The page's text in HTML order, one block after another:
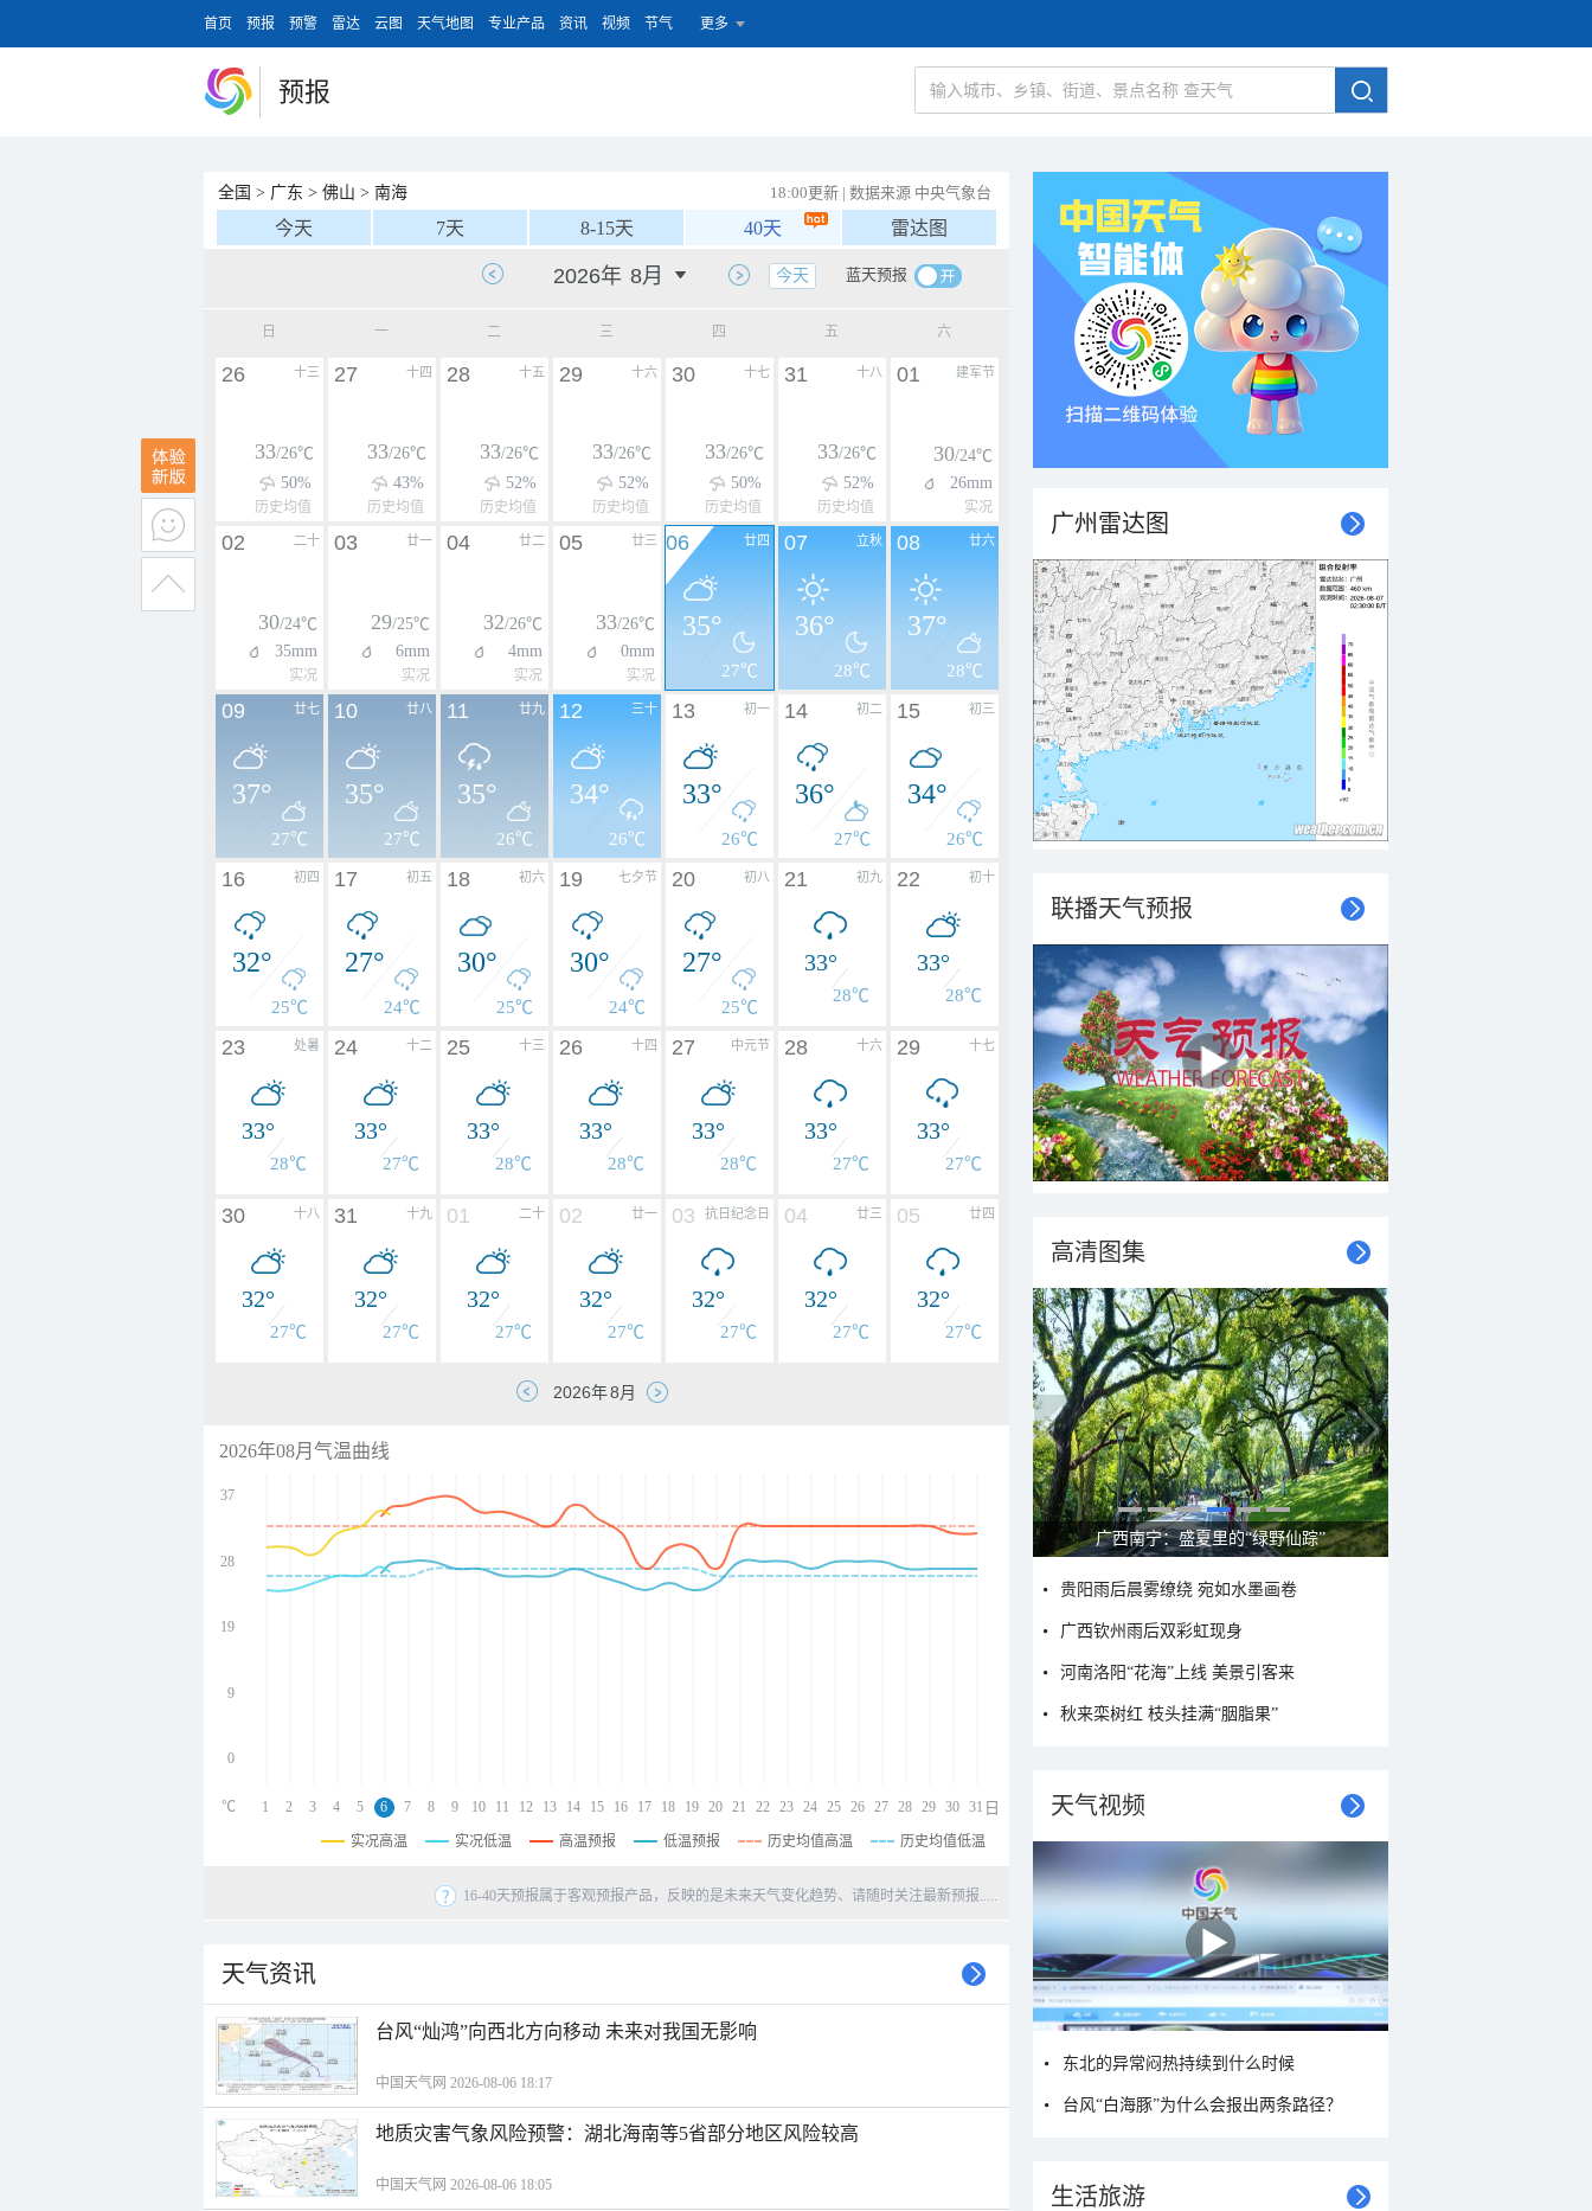
首页 预报 预警 雷达 云图 天气地图 专业产品 资讯 视频 节气 更多
预报
全国 > 广东 > 佛山 > 南海 18:00更新 | 数据来源 中央气象台
今天 7天 8-15天 40天 雷达图
蓝天预报
今天
日 一 二 三 四 五 六
十三
26
33/26℃
50%
历史均值
十四
27
33/26℃
43%
历史均值
十五
28
33/26℃
52%
历史均值
十六
29
33/26℃
52%
历史均值
十七
30
33/26℃
50%
历史均值
十八
31
33/26℃
52%
历史均值
建军节
01
30/24℃
26mm
实况
二十
02
30/24℃
35mm
实况
廿一
03
29/25℃
6mm
实况
廿二
04
32/26℃
4mm
实况
廿三
05
33/26℃
0mm
实况
廿四
06
35°
27℃
立秋
07
36°
28℃
廿六
08
37°
28℃
廿七
09
37°
27℃
廿八
10
35°
27℃
廿九
11
35°
26℃
三十
12
34°
26℃
初一
13
33°
26℃
初二
14
36°
27℃
初三
15
34°
26℃
初四
16
32°
25℃
初五
17
27°
24℃
初六
18
30°
25℃
七夕节
19
30°
24℃
初八
20
27°
25℃
初九
21
33°
28℃
初十
22
33°
28℃
处暑
23
33°
28℃
十二
24
33°
27℃
十三
25
33°
28℃
十四
26
33°
28℃
中元节
27
33°
28℃
十六
28
33°
27℃
十七
29
33°
27℃
十八
30
32°
27℃
十九
31
32°
27℃
二十
01
32°
27℃
廿一
02
32°
27℃
抗日纪念日
03
32°
27℃
廿三
04
32°
27℃
廿四
05
32°
27℃
2026年08月气温曲线
37
28
19
9
0
1 2 3 4 5 6 7 8 9 10 11 12 13 14 15 16 17 18 19 20 21 22 23 24 25 26 27 28 29 30 31
℃ 日
实况高温 实况低温 高温预报 低温预报 历史均值高温 历史均值低温
16-40天预报属于客观预报产品，反映的是未来天气变化趋势、请随时关注最新预报.....
天气资讯
台风“灿鸿”向西北方向移动 未来对我国无影响
中国天气网 2026-08-06 18:17
地质灾害气象风险预警：湖北海南等5省部分地区风险较高
中国天气网 2026-08-06 18:05
广州雷达图
联播天气预报
高清图集
广西南宁：盛夏里的“绿野仙踪”
贵阳雨后晨雾缭绕 宛如水墨画卷
广西钦州雨后双彩虹现身
河南洛阳“花海”上线 美景引客来
秋来栾树红 枝头挂满“胭脂果”
天气视频
东北的异常闷热持续到什么时候
台风“白海豚”为什么会报出两条路径？
生活旅游